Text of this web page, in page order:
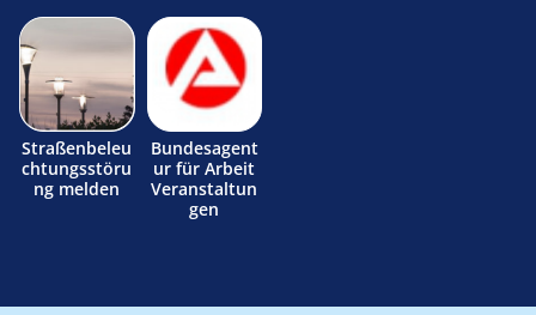
Straßenbeleu
chtungsstöru
ng melden
Bundesagent
ur für Arbeit
Veranstaltun
gen